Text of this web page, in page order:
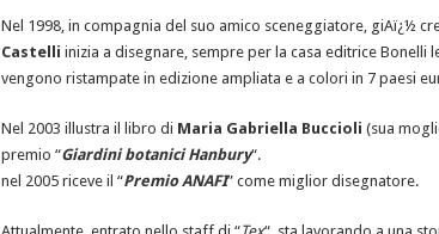
Nel 1998, in compagnia del suo amico sceneggiatore, giAï¿½
Castelli inizia a disegnare, sempre per la casa editrice Bonelli
vengono ristampate in edizione ampliata e a colori in 7 paesi
Nel 2003 illustra il libro di Maria Gabriella Buccioli (sua
premio “Giardini botanici Hanbury“.
nel 2005 riceve il “Premio ANAFI” come miglior disegnatore.